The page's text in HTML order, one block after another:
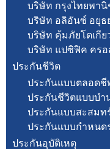
บริษัท กรุงไทยพา
บริษัท อลิอันซ์ อยุธ
บริษัท คุ้มภัยโตเกี
บริษัท แปซิฟิค คร
ประกันชีวิต
ประกันแบบตลอดชี
ประกันชีวิตแบบบำ
ประกันแบบสะสมท
ประกันแบบกำหนด
ประกันอุบัติเหตุ